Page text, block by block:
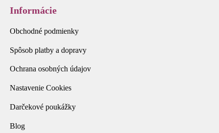
Informácie
Obchodné podmienky
Spôsob platby a dopravy
Ochrana osobných údajov
Nastavenie Cookies
Darčekové poukážky
Blog